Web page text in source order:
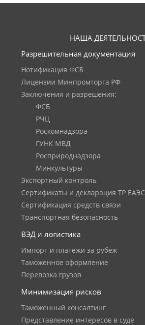
НАША
Разрешительная документация
Нотификация ФСБ
Лицензии Минпромторга РФ
Заключения и разрешения:
ФСБ
РЧЦ
Роскомнадзора
ГУНК МВД
Росприроднадзора
Минкультуры
Экспортный контроль
Сертификаты и декларация ТР ЕАЭС
Сертификация средств связи
Транспортная безопасность
ВЭД и логистика
Импорт и платежи за рубеж
Таможенное оформление
Перевозка грузов
Минимизация рисков
Таможенный консалтинг
Представление интересов в суде